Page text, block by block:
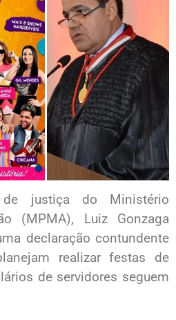
de justiça do Ministério
(MPMA), Luiz Gonzaga
declaração contundente
realizar festas de
de servidores seguem